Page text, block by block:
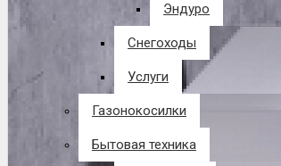
Эндуро
Снегоходы
Услуги
Газонокосилки
Бытовая техника